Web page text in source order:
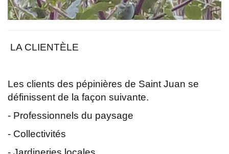
LA CLIENTÈLE
Les clients des pépinières de Saint Juan se
définissent de la façon suivante.
- Professionnels du paysage
- Collectivités